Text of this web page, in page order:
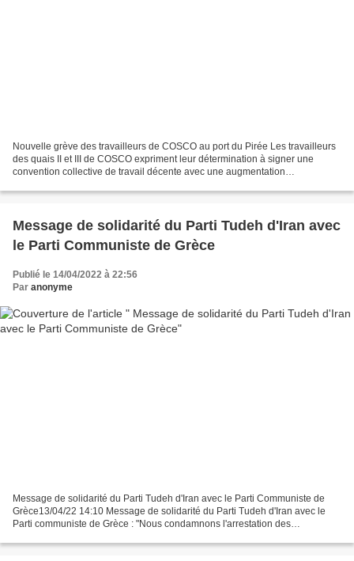
Nouvelle grève des travailleurs de COSCO au port du Pirée Les travailleurs
des quais II et III de COSCO expriment leur détermination à signer une
convention collective de travail décente avec une augmentation
Message de solidarité du Parti Tudeh d'Iran avec
le Parti Communiste de Grèce
Publié le 14/04/2022 à 22:56
Par anonyme
Message de solidarité du Parti Tudeh d'Iran avec le Parti Communiste de
Grèce13/04/22 14:10 Message de solidarité du Parti Tudeh d'Iran avec le
Parti communiste de Grèce : "Nous condamnons l'arrestation des